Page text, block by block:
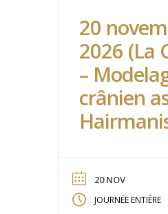
20
2026 (La
–
crânien
20 NOV
JOURNÉE ENTIÈRE